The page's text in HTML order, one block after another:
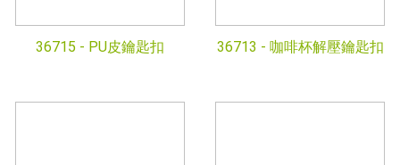
36715 - PU皮鑰匙扣 36713 - 咖啡杯解壓鑰匙扣